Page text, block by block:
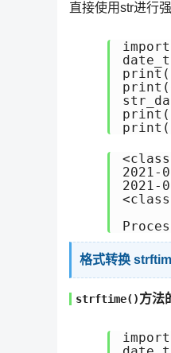
直接使用str进行
2021-
2021-
格式转换
strftime()方法